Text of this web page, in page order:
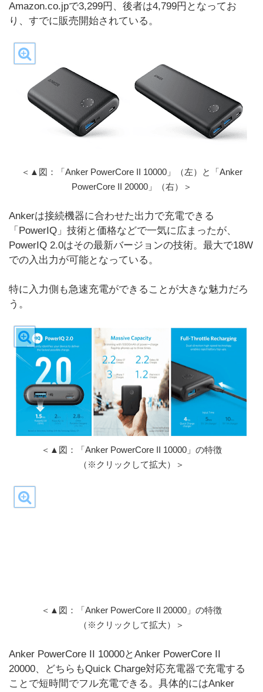
Amazon.co.jpで3,299円、後者は4,799円となってお
り、すでに販売開始されている。
＜▲図：「Anker PowerCore II 10000」（左）と「Anker
PowerCore II 20000」（右）＞
Ankerは接続機器に合わせた出力で充電できる
「PowerIQ」技術と価格などで一気に広まったが、
PowerIQ 2.0はその最新バージョンの技術。最大で18W
での入出力が可能となっている。
特に入力側も急速充電ができることが大きな魅力だろ
う。
＜▲図：「Anker PowerCore II 10000」の特徴
（※クリックして拡大）＞
＜▲図：「Anker PowerCore II 20000」の特徴
（※クリックして拡大）＞
Anker PowerCore II 10000とAnker PowerCore II
20000、どちらもQuick Charge対応充電器で充電する
ことで短時間でフル充電できる。具体的にはAnker